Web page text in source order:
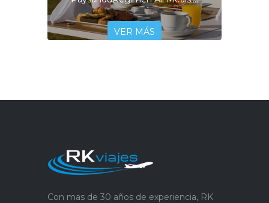
VER MÁS
Con mas de 30 años de experiencia, RK